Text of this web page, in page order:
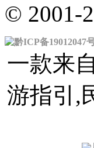
© 2001-
黔ICP备19012047
一款来
游指引,